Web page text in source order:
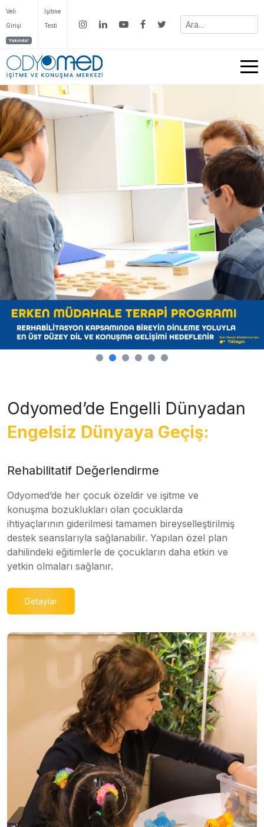
Veli
Girişi
Yakında!
İşitme
Testi
Odyomed’de Engelli Dünyadan
Engelsiz Dünyaya Geçiş:
Rehabilitatif Değerlendirme
Odyomed’de her çocuk özeldir ve işitme ve
konuşma bozuklukları olan çocuklarda
ihtiyaçlarının giderilmesi tamamen bireyselleştirilmiş
destek seanslarıyla sağlanabilir. Yapılan özel plan
dahilindeki eğitimlerle de çocukların daha etkin ve
yetkin olmaları sağlanır.
Detaylar